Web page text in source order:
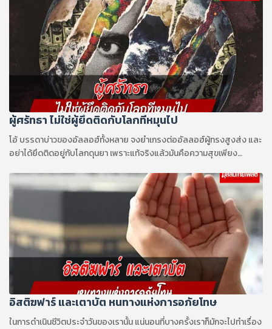
ผู้ศรัทธา ไม่ใช่ผู้ยึดติดกับโลกทีหมุนไป
โอ้ บรรดาบ่าวของอัลลอฮ์ทั้งหลาย จงยำเกรงต่ออัลลอฮ์ผู้ทรงสูงส่ง และ
อย่าได้ยึดติดอยู่กับโลกดุนยา เพราะแท้จริงแล้วมันคือความสุขเพียง
อิสติฆฟาร์ และเตาบัต หนทางแห่งการอภัยโทษ
ในการดำเนินชีวิตประจำวันของเรานั้น แน่นอนที่บางครั้งเราก็มักจะไปทำเรื่อง